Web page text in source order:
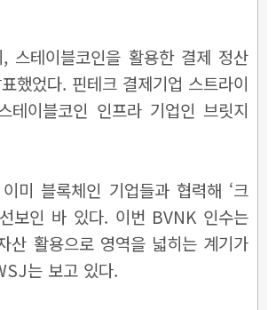
, 스테이블코인을 활용한 결제 정산
했었다. 핀테크 결제기업 스트라이
테이블코인 인프라 기업인 브릿지
미 블록체인 기업들과 협력해 ‘크
보인 바 있다. 이번 BVNK 인수는
산 활용으로 영역을 넓히는 계기가
는 보고 있다.